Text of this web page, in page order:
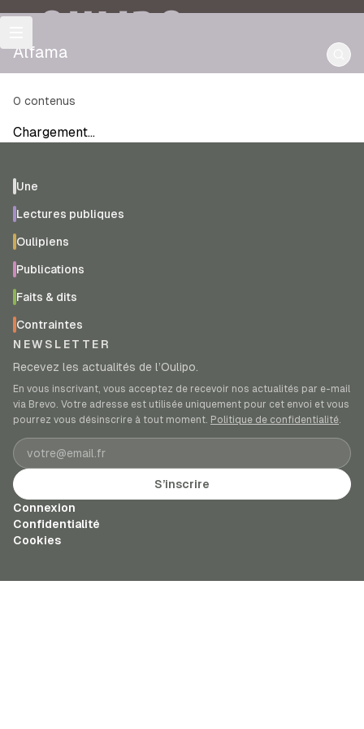
OULIPO
Alfama
0 contenus
Chargement…
Une
Lectures publiques
Oulipiens
Publications
Faits & dits
Contraintes
NEWSLETTER
Recevez les actualités de l’Oulipo.
En vous inscrivant, vous acceptez de recevoir nos actualités par e-mail
via Brevo. Votre adresse est utilisée uniquement pour cet envoi et vous
pourrez vous désinscrire à tout moment. Politique de confidentialité.
Adresse e-mail
S’inscrire
Connexion
Confidentialité
Cookies